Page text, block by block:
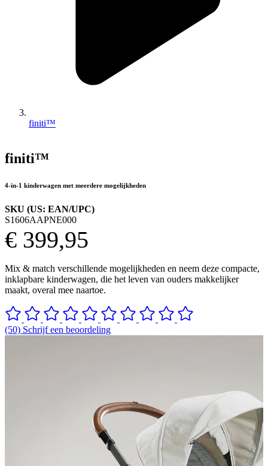
finiti™
finiti™
4-in-1 kinderwagen met meerdere mogelijkheden
SKU (US: EAN/UPC)
S1606AAPNE000
€ 399,95
Mix & match verschillende mogelijkheden en neem deze compacte,
inklapbare kinderwagen, die het leven van ouders makkelijker
maakt, overal mee naartoe.
(50) Schrijf een beoordeling